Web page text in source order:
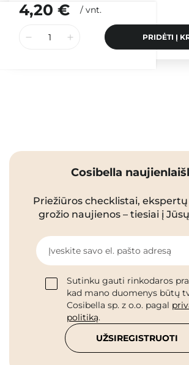
4,20 € / vnt.
PRIDĖTI Į
Cosibella
Priežiūros checklistai,
grožio naujienos – tiesiai į
Įveskite savo el. pašto adresą
Sutinku gauti rinkodaros
kad mano duomenys būtų
Cosibella sp. z o.o. pagal
politiką.
UŽSIREGISTRUOTI